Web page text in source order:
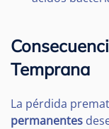
Temprana
La pérdida
permanentes